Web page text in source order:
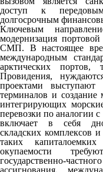
доступ к
долгосрочным
Ключевым
модернизация
СМП. В настоящее
международным
арктических
Провидения,
проектами выступают
терминалов и создание
интегрирующих
перевозки по аналогии
включает в себя
складских комплексов
таких
окупаемости
государственно-
ассигнования,